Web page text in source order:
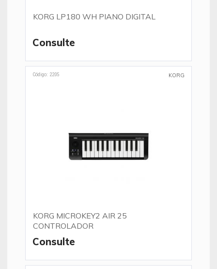
KORG LP180 WH PIANO DIGITAL
Consulte
Código: 2205 KORG
KORG MICROKEY2 AIR 25
CONTROLADOR
Consulte